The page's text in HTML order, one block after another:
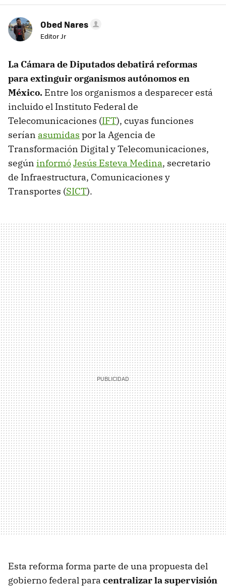
Obed Nares
Editor Jr
La Cámara de Diputados debatirá reformas
para extinguir organismos autónomos en
México. Entre los organismos a desparecer está
incluido el Instituto Federal de
Telecomunicaciones (IFT), cuyas funciones
serían asumidas por la Agencia de
Transformación Digital y Telecomunicaciones,
según informóJesús Esteva Medina, secretario
de Infraestructura, Comunicaciones y
Transportes (SICT).
Esta reforma forma parte de una propuesta del
gobierno federal para centralizar la supervisión